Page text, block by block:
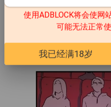
使用ADBLOCK将会使网
可能无法正常
我已经满18岁